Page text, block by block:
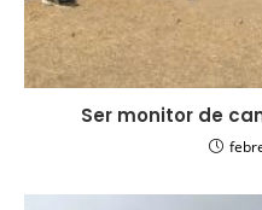
Ser monitor de